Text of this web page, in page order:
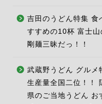
吉田のうどん特集 食
すすめの10杯 富士
剛麺三昧だっ！！
武蔵野うどん グルメ
生産量全国二位！！
県のご当地うどん お